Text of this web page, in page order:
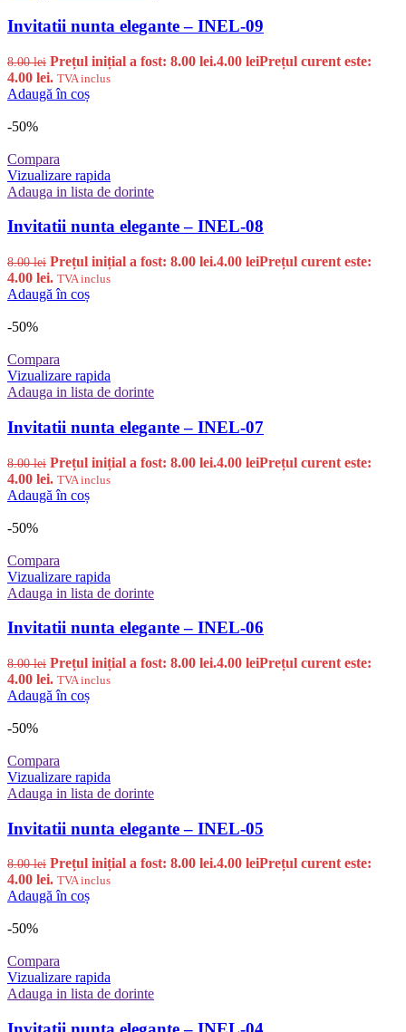
Invitatii nunta elegante – INEL-09
8.00lei Prețul inițial a fost: 8.00 lei.4.00 leiPrețul curent este:
4.00 lei. TVA inclus
Adaugă în coș
-50%
Compara
Vizualizare rapida
Adauga in lista de dorinte
Invitatii nunta elegante – INEL-08
8.00lei Prețul inițial a fost: 8.00 lei.4.00 leiPrețul curent este:
4.00 lei. TVA inclus
Adaugă în coș
-50%
Compara
Vizualizare rapida
Adauga in lista de dorinte
Invitatii nunta elegante – INEL-07
8.00lei Prețul inițial a fost: 8.00 lei.4.00 leiPrețul curent este:
4.00 lei. TVA inclus
Adaugă în coș
-50%
Compara
Vizualizare rapida
Adauga in lista de dorinte
Invitatii nunta elegante – INEL-06
8.00lei Prețul inițial a fost: 8.00 lei.4.00 leiPrețul curent este:
4.00 lei. TVA inclus
Adaugă în coș
-50%
Compara
Vizualizare rapida
Adauga in lista de dorinte
Invitatii nunta elegante – INEL-05
8.00lei Prețul inițial a fost: 8.00 lei.4.00 leiPrețul curent este:
4.00 lei. TVA inclus
Adaugă în coș
-50%
Compara
Vizualizare rapida
Adauga in lista de dorinte